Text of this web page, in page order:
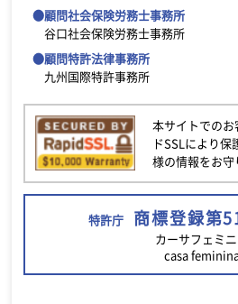
●顧問社会保険労務士事務所
谷口社会保険労務士事務所
●顧問特許法律事務所
九州国際特許事務所
本サイトでの
ドSSLにより
様の情報をお守
特許庁 商標登録第
カーサフェミ
casa